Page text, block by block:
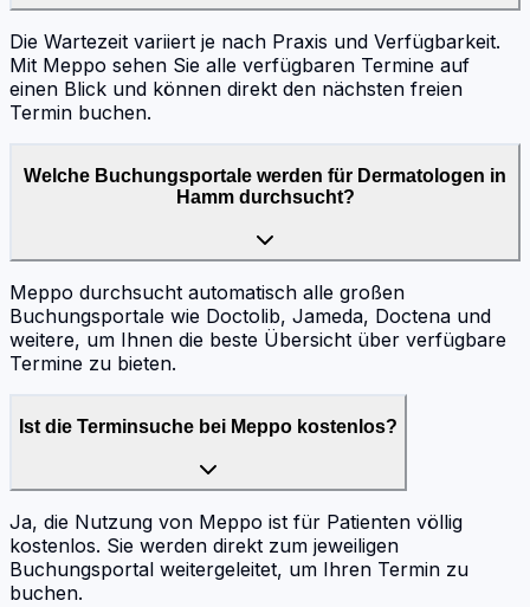
Die Wartezeit variiert je nach Praxis und Verfügbarkeit.
Mit Meppo sehen Sie alle verfügbaren Termine auf
einen Blick und können direkt den nächsten freien
Termin buchen.
Welche Buchungsportale werden für Dermatologen in
Hamm durchsucht?
Meppo durchsucht automatisch alle großen
Buchungsportale wie Doctolib, Jameda, Doctena und
weitere, um Ihnen die beste Übersicht über verfügbare
Termine zu bieten.
Ist die Terminsuche bei Meppo kostenlos?
Ja, die Nutzung von Meppo ist für Patienten völlig
kostenlos. Sie werden direkt zum jeweiligen
Buchungsportal weitergeleitet, um Ihren Termin zu
buchen.